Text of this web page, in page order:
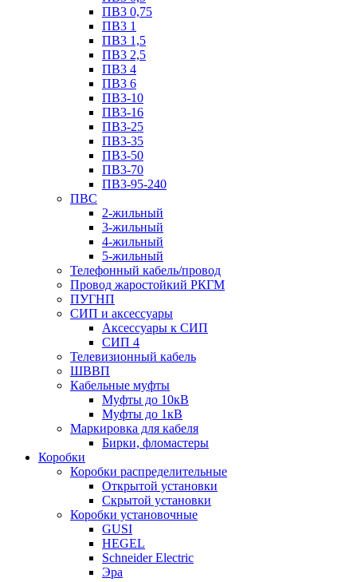
ПВ3 0,75
ПВ3 1
ПВ3 1,5
ПВ3 2,5
ПВ3 4
ПВ3 6
ПВ3-10
ПВ3-16
ПВ3-25
ПВ3-35
ПВ3-50
ПВ3-70
ПВ3-95-240
ПВС
2-жильный
3-жильный
4-жильный
5-жильный
Телефонный кабель/провод
Провод жаростойкий РКГМ
ПУГНП
СИП и аксессуары
Аксессуары к СИП
СИП 4
Телевизионный кабель
ШВВП
Кабельные муфты
Муфты до 10кВ
Муфты до 1кВ
Маркировка для кабеля
Бирки, фломастеры
Коробки
Коробки распределительные
Открытой установки
Скрытой установки
Коробки установочные
GUSI
HEGEL
Schneider Electric
Эра